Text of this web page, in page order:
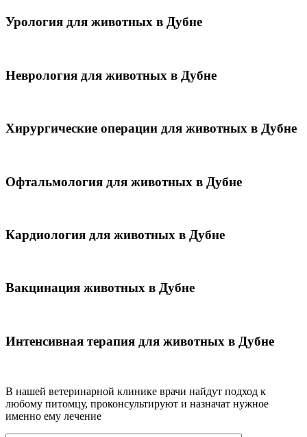
Урология для животных в Дубне
Неврология для животных в Дубне
Хирургические операции для животных в Дубне
Офтальмология для животных в Дубне
Кардиология для животных в Дубне
Вакцинация животных в Дубне
Интенсивная терапия для животных в Дубне
В нашей ветеринарной клинике врачи найдут подход к
любому питомцу, проконсультируют и назначат нужное
именно ему лечение